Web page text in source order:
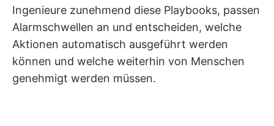
Ingenieure zunehmend diese Playbooks, passen
Alarmschwellen an und entscheiden, welche
Aktionen automatisch ausgeführt werden
können und welche weiterhin von Menschen
genehmigt werden müssen.